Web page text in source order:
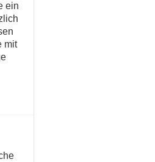
ein
mit